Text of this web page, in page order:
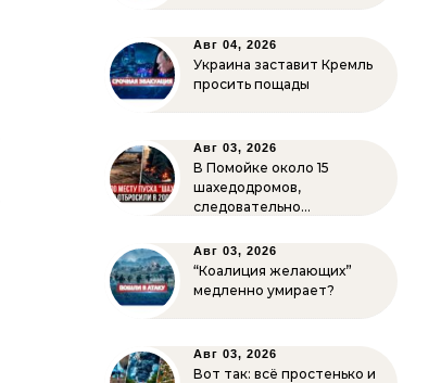
Авг 04, 2026
Украина заставит Кремль
просить пощады
Авг 03, 2026
В Помойке около 15
шахедодромов,
следовательно…
Авг 03, 2026
“Коалиция желающих”
медленно умирает?
Авг 03, 2026
Вот так: всё простенько и